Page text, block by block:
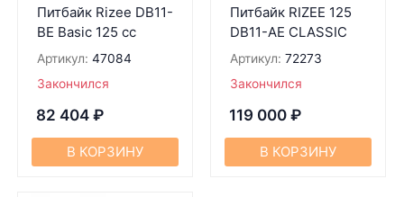
Питбaйк Rizee DB11-
BE Basic 125 сс
Артикул: 47084
Закончился
82 404 ₽
В КОРЗИНУ
Питбайк RIZEE 125
DB11-AE CLASSIC
Артикул: 72273
Закончился
119 000 ₽
В КОРЗИНУ